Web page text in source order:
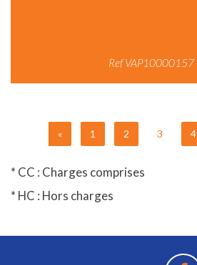
RefVAP10000157
« 1 2 3 4
* CC : Charges comprises
* HC : Hors charges